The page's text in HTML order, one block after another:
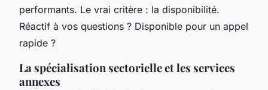
performants. Le vrai critère : la disponibilité.
Réactif à vos questions ? Disponible pour un appel
rapide ?
La spécialisation sectorielle et les services
annexes